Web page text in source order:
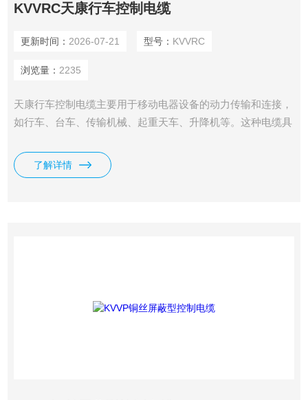
KVVRC天康行车控制电缆
更新时间： 2026-07-21 型号： KVVRC
浏览量： 2235
天康行车控制电缆主要用于移动电器设备的动力传输和连接，
如行车、台车、传输机械、起重天车、升降机等。这种电缆具
较大的机械应力和外部冲击。
了解详情